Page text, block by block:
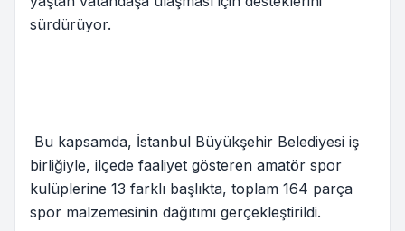
sürdürüyor.
Bu kapsamda, İstanbul Büyükşehir Belediyesi iş
birliğiyle, ilçede faaliyet gösteren amatör spor
kulüplerine 13 farklı başlıkta, toplam 164 parça
spor malzemesinin dağıtımı gerçekleştirildi.